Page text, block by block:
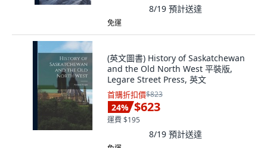
8/19 預計送達
免運
(英文圖書) History of Saskatchewan
and the Old North West 平裝版,
Legare Street Press, 英文
首購折扣價$823
24% $623
運費 $195
8/19 預計送達